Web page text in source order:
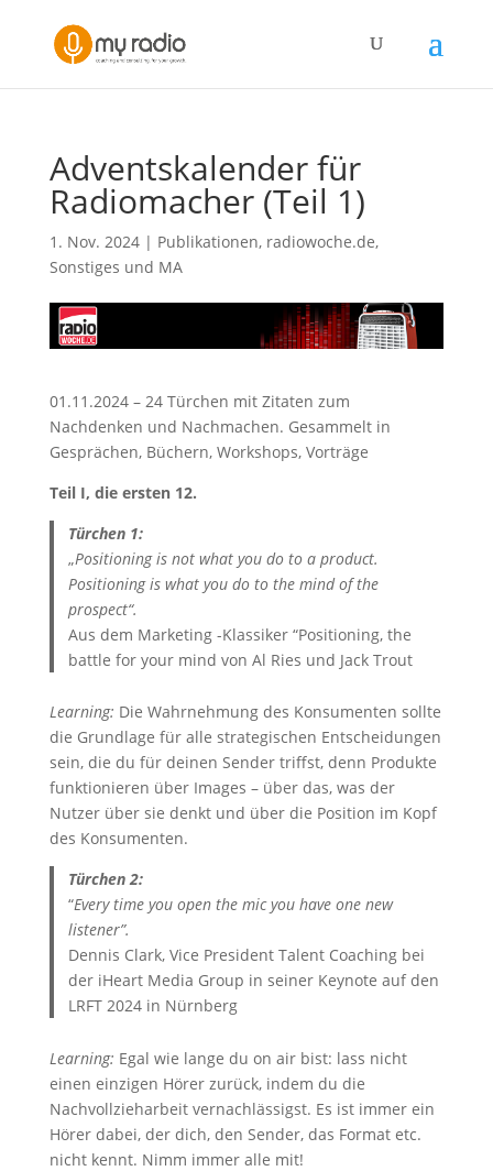
Adventskalender für
Radiomacher (Teil 1)
1. Nov. 2024| Publikationen, radiowoche.de,
Sonstiges und MA
01.11.2024 – 24 Türchen mit Zitaten zum
Nachdenken und Nachmachen. Gesammelt in
Gesprächen, Büchern, Workshops, Vorträge
Teil I, die ersten 12.
Türchen 1:
„Positioning is not what you do to a product.
Positioning is what you do to the mind of the
prospect“.
Aus dem Marketing -Klassiker “Positioning, the
battle for your mind von Al Ries und Jack Trout
Learning: Die Wahrnehmung des Konsumenten sollte
die Grundlage für alle strategischen Entscheidungen
sein, die du für deinen Sender triffst, denn Produkte
funktionieren über Images – über das, was der
Nutzer über sie denkt und über die Position im Kopf
des Konsumenten.
Türchen 2:
“Every time you open the mic you have one new
listener”.
Dennis Clark, Vice President Talent Coaching bei
der iHeart Media Group in seiner Keynote auf den
LRFT 2024 in Nürnberg
Learning: Egal wie lange du on air bist: lass nicht
einen einzigen Hörer zurück, indem du die
Nachvollzieharbeit vernachlässigst. Es ist immer ein
Hörer dabei, der dich, den Sender, das Format etc.
nicht kennt. Nimm immer alle mit!